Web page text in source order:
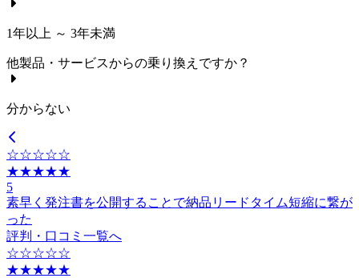
1年以上 ～ 3年未満
他製品・サービスからの乗り換えですか？
分からない
☆☆☆☆☆
★★★★★
5
素早く発注書を公開することで納品リードタイム短縮に繋が
った
評判・口コミ一覧へ
☆☆☆☆☆
★★★★★